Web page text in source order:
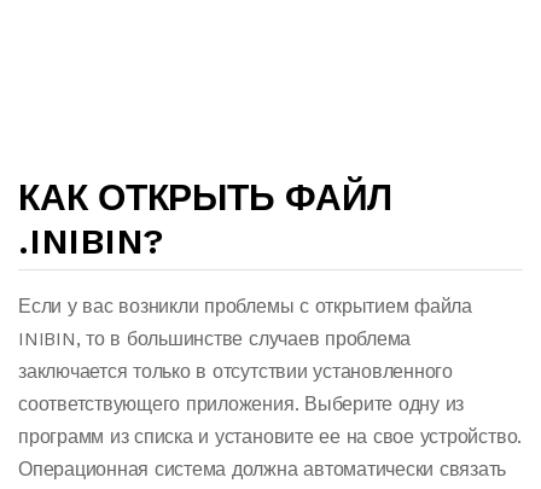
КАК ОТКРЫТЬ ФАЙЛ
.INIBIN?
Если у вас возникли проблемы с открытием файла
INIBIN, то в большинстве случаев проблема
заключается только в отсутствии установленного
соответствующего приложения. Выберите одну из
программ из списка и установите ее на свое устройство.
Операционная система должна автоматически связать